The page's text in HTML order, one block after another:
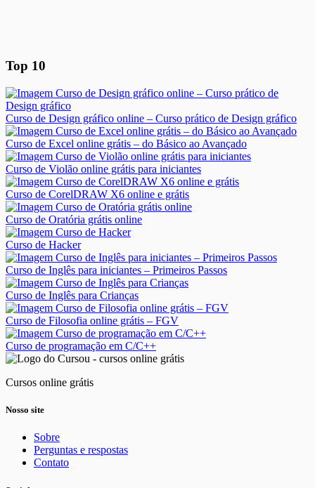
Top 10
Curso de Design gráfico online – Curso prático de Design gráfico
Curso de Excel online grátis – do Básico ao Avançado
Curso de Violão online grátis para iniciantes
Curso de CorelDRAW X6 online e grátis
Curso de Oratória grátis online
Curso de Hacker
Curso de Inglês para iniciantes – Primeiros Passos
Curso de Inglês para Crianças
Curso de Filosofia online grátis – FGV
Curso de programação em C/C++
Cursos online grátis
Nosso site
Sobre
Perguntas e respostas
Contato